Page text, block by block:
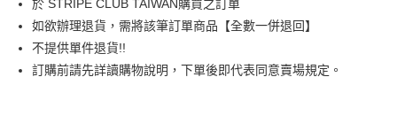
匯豐（台灣）商業銀行
華泰商業銀行
聯邦商業銀行
遠東國際商業銀行
元大商業銀行
玉山商業銀行
星展（台灣）商業銀行
街口支付
悠遊付
於 STRIPE CLUB TAIWAN購買之訂單
如欲辦理退貨，需將該筆訂單商品【全數一併退回】
不提供單件退貨!!
訂購前請先詳讀購物說明，下單後即代表同意賣場規定。